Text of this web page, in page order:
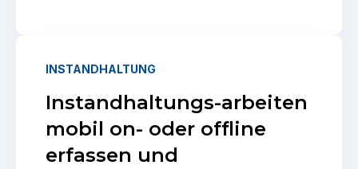
INSTANDHALTUNG
Instandhaltungs-arbeiten
mobil on- oder offline
erfassen und